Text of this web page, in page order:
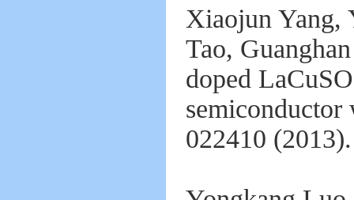
Xiaojun Yang,
Tao,
doped
022410 (2013).